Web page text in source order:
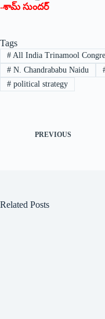
-శామ్ సుందర్
Tags
#All India Trinamool
#N. Chandrababu Naidu
#political strategy
PREVIOUS
Related Posts